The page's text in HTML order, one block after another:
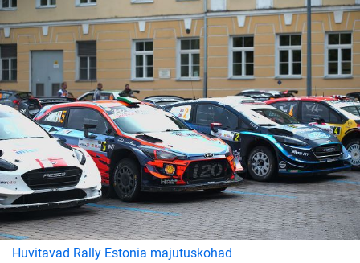
Huvitavad Rally Estonia majutuskohad